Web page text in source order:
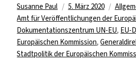
Autor
Susanne Paul
Veröffentlicht
am
5. März 2020
Amt für Veröffentlichungen der
Dokumentationszentrum UN-EU, EU-
Europäischen Kommission,
Stadtpolitik der Europäischen